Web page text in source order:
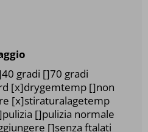
gradi []70 gradi
[x]drygemtemp []non
[x]stiraturalagetemp
[]pulizia normale
[]senza ftalati